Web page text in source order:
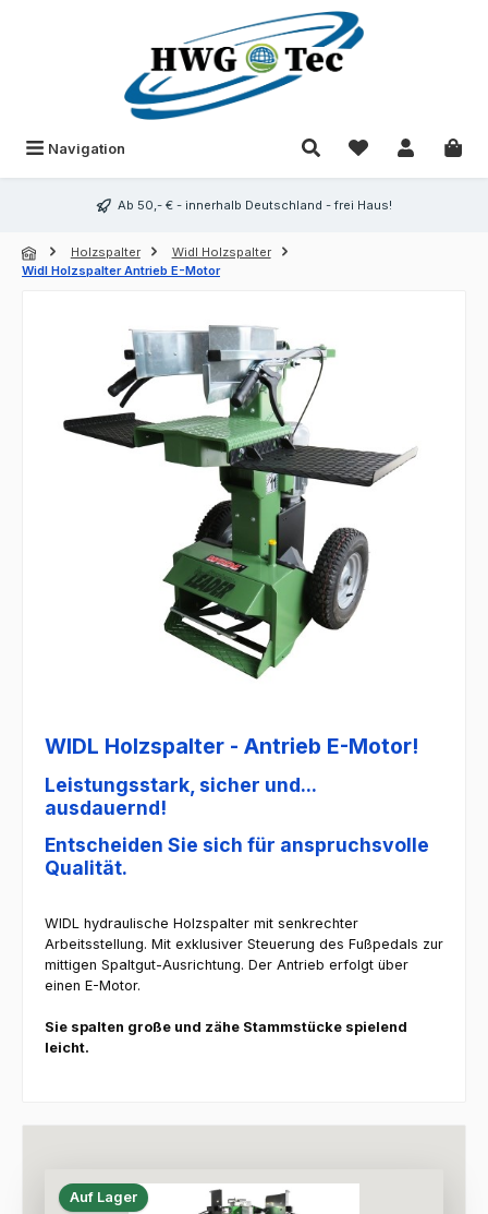
Navigation Du hast 0
Ab 50,- € - innerhalb Deutschland - frei Haus!
Holzspalter
Widl Holzspalter
Widl Holzspalter Antrieb E-Motor
WIDL Holzspalter - Antrieb E-Motor!
Leistungsstark, sicher und...
ausdauernd!
Entscheiden Sie sich für anspruchsvolle
Qualität.
WIDL hydraulische Holzspalter mit senkrechter
Arbeitsstellung. Mit exklusiver Steuerung des Fußpedals zur
mittigen Spaltgut-Ausrichtung. Der Antrieb erfolgt über
einen E-Motor.
Sie spalten große und zähe Stammstücke spielend
leicht.
Auf Lager